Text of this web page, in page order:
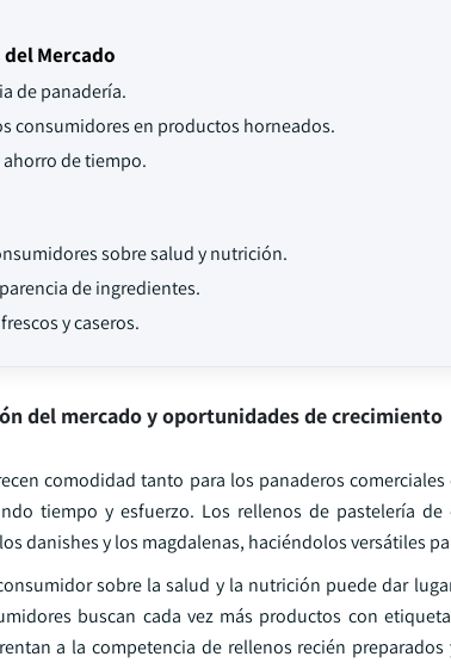
Mercado
de panadería.
consumidores en productos horneados.
de tiempo.
sobre salud y nutrición.
de ingredientes.
y caseros.
del mercado y oportunidades de crecimiento
comodidad tanto para los panaderos
tiempo y esfuerzo. Los rellenos de pastelería
danishes y los magdalenas, haciéndolos versátiles
sobre la salud y la nutrición puede dar
buscan cada vez más productos con
a la competencia de rellenos recién